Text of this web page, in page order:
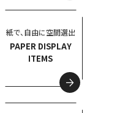
紙で、自由に空間選出
PAPER DISPLAY
ITEMS